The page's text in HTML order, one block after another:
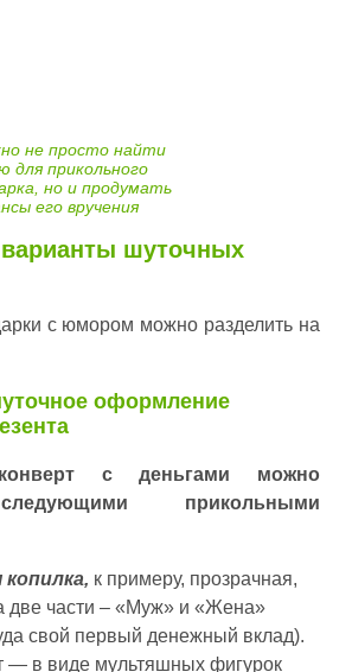
не просто найти
для прикольного
но и продумать
его вручения
шуточных
с юмором можно разделить на
оформление
с деньгами можно
прикольными
к примеру, прозрачная,
две части – «Муж» и «Жена»
свой первый денежный вклад).
— в виде мультяшных фигурок